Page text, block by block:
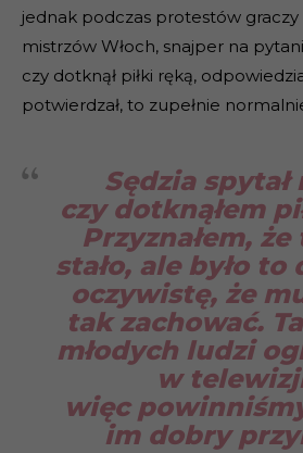
jednak podczas protestów
mistrzów Włoch, snajper na
czy dotknął piłki ręką,
potwierdzał, to zupełnie
Sędzia spytał
czy dotknąłem
Przyznałem,
stało, ale było to
oczywistę, że
tak zachować.
młodych ludzi
w
więc
im dobry